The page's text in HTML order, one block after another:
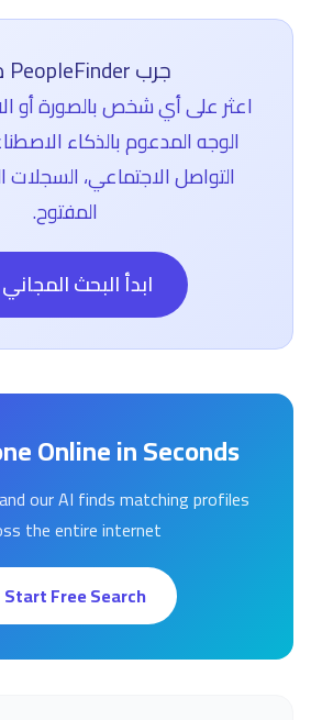
جرب PeopleFinder مجاناً
اعثر على أي شخص بالصورة أو
الوجه المدعوم بالذكاء
التواصل الاجتماعي، السجلات
المفتوح.
ابدأ البحث
Online in Seconds
our AI finds matching profiles
the entire internet.
Start Free Search →